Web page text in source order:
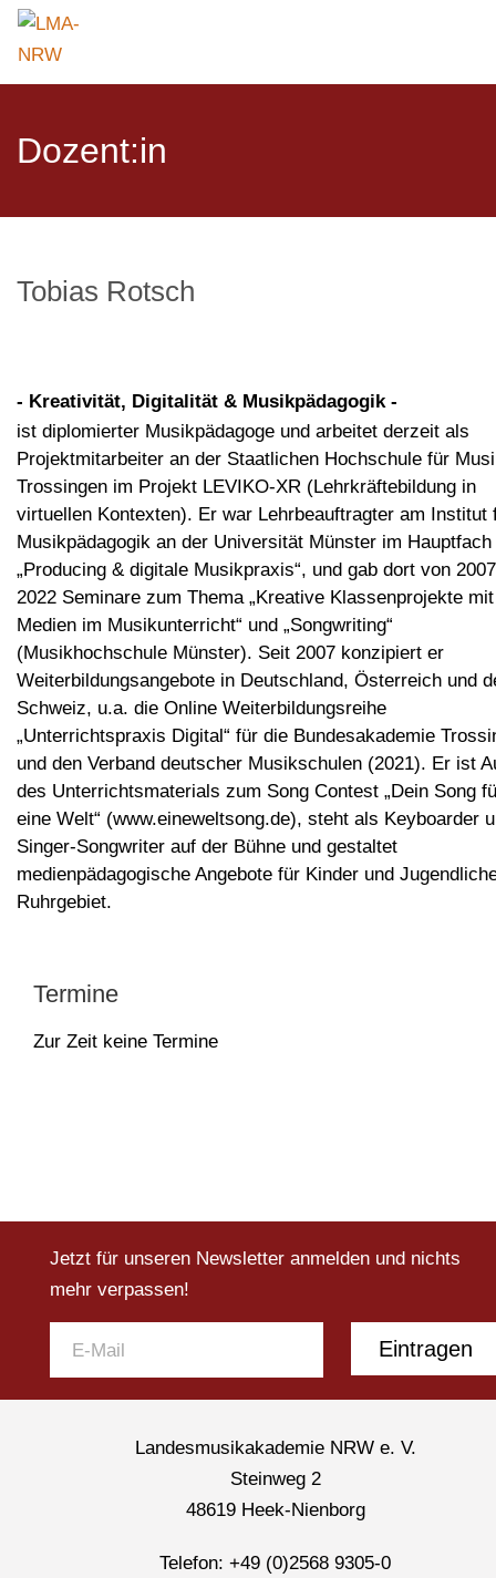
Dozent:in
Tobias Rotsch
- Kreativität, Digitalität & Musikpädagogik -
ist diplomierter Musikpädagoge und arbeitet derzeit als
Projektmitarbeiter an der Staatlichen Hochschule für
Trossingen im Projekt LEVIKO-XR (Lehrkräftebildung in
virtuellen Kontexten). Er war Lehrbeauftragter am Institut
Musikpädagogik an der Universität Münster im Hauptfach
„Producing & digitale Musikpraxis“, und gab dort von
2022 Seminare zum Thema „Kreative Klassenprojekte mit
Medien im Musikunterricht“ und „Songwriting“
(Musikhochschule Münster). Seit 2007 konzipiert er
Weiterbildungsangebote in Deutschland, Österreich und
Schweiz, u.a. die Online Weiterbildungsreihe
„Unterrichtspraxis Digital“ für die Bundesakademie
und den Verband deutscher Musikschulen (2021). Er ist
des Unterrichtsmaterials zum Song Contest „Dein Song
eine Welt“ (www.eineweltsong.de), steht als Keyboarder
Singer-Songwriter auf der Bühne und gestaltet
medienpädagogische Angebote für Kinder und
Ruhrgebiet.
Termine
Zur Zeit keine Termine
Jetzt für unseren Newsletter anmelden und nichts
mehr verpassen!
Eintragen
Landesmusikakademie NRW e. V.
Steinweg 2
48619 Heek-Nienborg
Telefon: +49 (0)2568 9305-0